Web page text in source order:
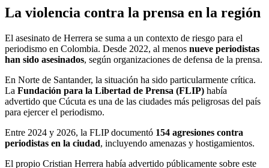
La violencia contra la prensa en la región
El asesinato de Herrera se suma a un contexto de riesgo para el
periodismo en Colombia. Desde 2022, al menos nueve periodistas
han sido asesinados, según organizaciones de defensa de la prensa.
En Norte de Santander, la situación ha sido particularmente crítica.
La Fundación para la Libertad de Prensa (FLIP) había
advertido que Cúcuta es una de las ciudades más peligrosas del país
para ejercer el periodismo.
Entre 2024 y 2026, la FLIP documentó 154 agresiones contra
periodistas en la ciudad, incluyendo amenazas y hostigamientos.
El propio Cristian Herrera había advertido públicamente sobre este